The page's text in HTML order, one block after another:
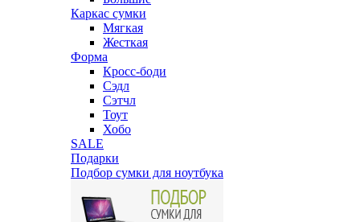
Каркас сумки
Мягкая
Жесткая
Форма
Кросс-боди
Сэдл
Сэтчл
Тоут
Хобо
SALE
Подарки
Подбор сумки для ноутбука